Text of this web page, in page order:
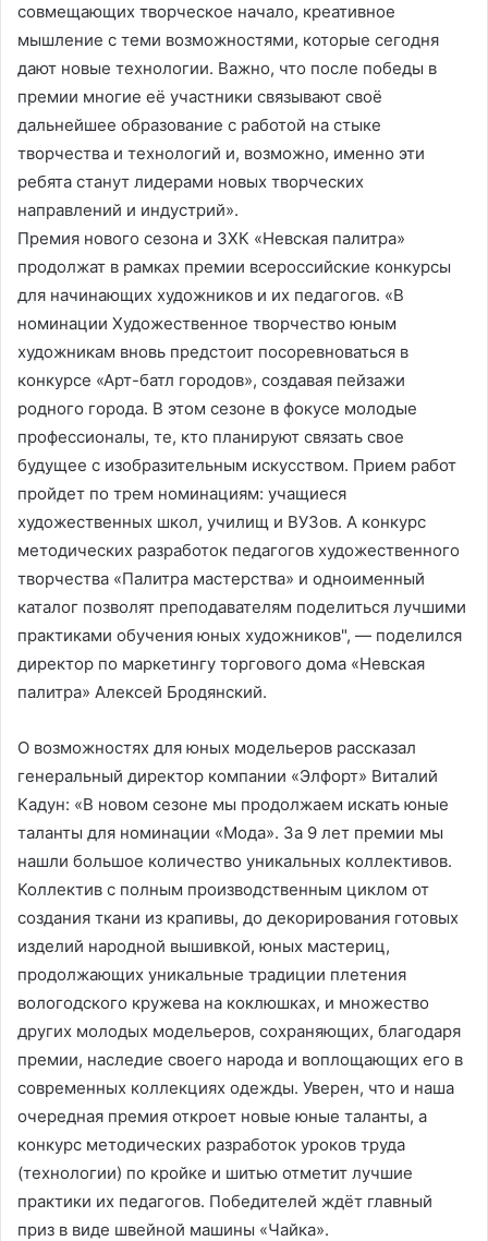
совмещающих творческое начало, креативное
мышление с теми возможностями, которые сегодня
дают новые технологии. Важно, что после победы в
премии многие её участники связывают своё
дальнейшее образование с работой на стыке
творчества и технологий и, возможно, именно эти
ребята станут лидерами новых творческих
направлений и индустрий».
Премия нового сезона и ЗХК «Невская палитра»
продолжат в рамках премии всероссийские конкурсы
для начинающих художников и их педагогов. «В
номинации Художественное творчество юным
художникам вновь предстоит посоревноваться в
конкурсе «Арт-батл городов», создавая пейзажи
родного города. В этом сезоне в фокусе молодые
профессионалы, те, кто планируют связать свое
будущее с изобразительным искусством. Прием работ
пройдет по трем номинациям: учащиеся
художественных школ, училищ и ВУЗов. А конкурс
методических разработок педагогов художественного
творчества «Палитра мастерства» и одноименный
каталог позволят преподавателям поделиться лучшими
практиками обучения юных художников", — поделился
директор по маркетингу торгового дома «Невская
палитра» Алексей Бродянский.
О возможностях для юных модельеров рассказал
генеральный директор компании «Элфорт» Виталий
Кадун: «В новом сезоне мы продолжаем искать юные
таланты для номинации «Мода». За 9 лет премии мы
нашли большое количество уникальных коллективов.
Коллектив с полным производственным циклом от
создания ткани из крапивы, до декорирования готовых
изделий народной вышивкой, юных мастериц,
продолжающих уникальные традиции плетения
вологодского кружева на коклюшках, и множество
других молодых модельеров, сохраняющих, благодаря
премии, наследие своего народа и воплощающих его в
современных коллекциях одежды. Уверен, что и наша
очередная премия откроет новые юные таланты, а
конкурс методических разработок уроков труда
(технологии) по кройке и шитью отметит лучшие
практики их педагогов. Победителей ждёт главный
приз в виде швейной машины «Чайка».